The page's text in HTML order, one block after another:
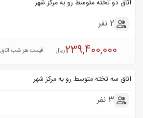
اتاق دو تخته متوسط رو به مرکز شهر
2 نفر
239,400,000ریال قیمت هر شب اتاق
اتاق سه تخته متوسط رو به مرکز شهر
3 نفر